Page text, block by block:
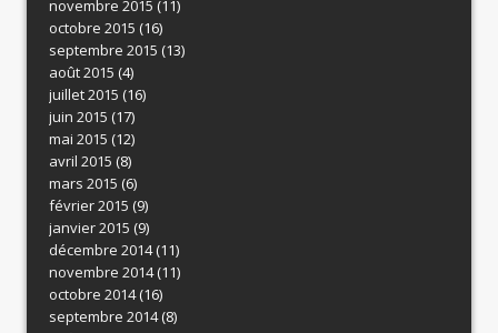
novembre 2015 (11)
octobre 2015 (16)
septembre 2015 (13)
août 2015 (4)
juillet 2015 (16)
juin 2015 (17)
mai 2015 (12)
avril 2015 (8)
mars 2015 (6)
février 2015 (9)
janvier 2015 (9)
décembre 2014(11)
novembre 2014(11)
octobre 2014(16)
septembre 2014(8)